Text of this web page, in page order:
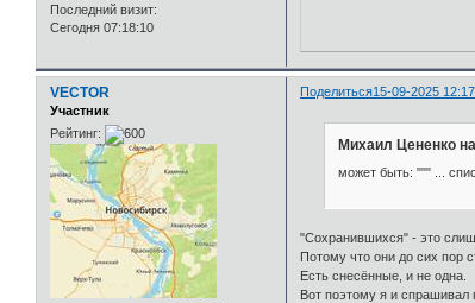
Последний визит:
Сегодня 07:18:10
Поделиться15-09-2025
VECTOR
Участник
Рейтинг:
Михаил Цененко
может быть: """ ...
"Сохранившихся" - это
Потому что они до сих пор
Есть снесённые, и не одна.
Вот поэтому я и спрашивал